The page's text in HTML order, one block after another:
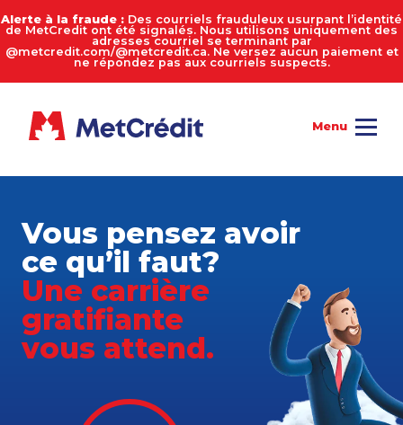
Alerte à la fraude : Des courriels frauduleux usurpant l’identité
de MetCredit ont été signalés. Nous utilisons uniquement des
adresses courriel se terminant par
@metcredit.com/@metcredit.ca. Ne versez aucun paiement et
ne répondez pas aux courriels suspects.
Vous pensez avoir
ce qu’il faut?
Une carrière
gratifiante
vous attend.